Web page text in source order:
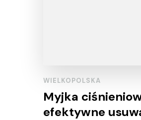
WIELKOPOLSKA
Myjka
efektywne